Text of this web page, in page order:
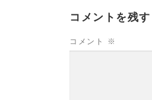
コメントを残す
コメント ※